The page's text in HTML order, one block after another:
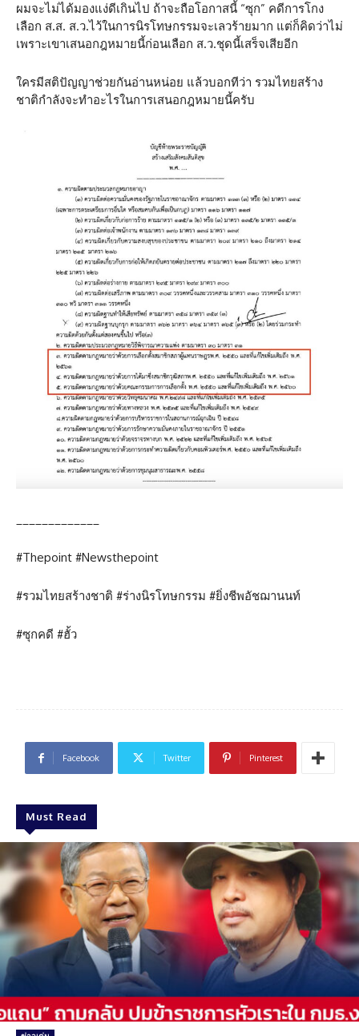
ผมจะไม่ได้มองแง่ดีเกินไป ถ้าจะถือโอกาสนี้ “ซุก” คดีการโกง
เลือก ส.ส. ส.ว.ไว้ในการนิรโทษกรรมจะเลวร้ายมาก แต่ก็คิดว่าไม่
เพราะเขาเสนอกฎหมายนี้ก่อนเลือก ส.ว.ชุดนี้​เสร็จเสียอีก
ใครมีสติปัญญาช่วยกันอ่านหน่อย แล้วบอกทีว่า รวมไทยสร้าง
ชาติกำลังจะทำอะไรในการเสนอกฎหมายนี้ครับ
#Thepoint #Newsthepoint
#รวมไทยสร้างชาติ #ร่างนิรโทษกรรม #ยิ่งชีพอัชฌานนท์
#ซุกคดี #ฮั้ว
Facebook Twitter Pinterest
Must Read